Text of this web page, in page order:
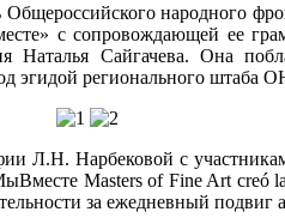
Общероссийского народного
» с сопровождающей ее
Сайгачева. Она
эгидой регионального штаба
Л.Н. Нарбековой с
Masters of Fine Art creó
за ежедневный подвиг